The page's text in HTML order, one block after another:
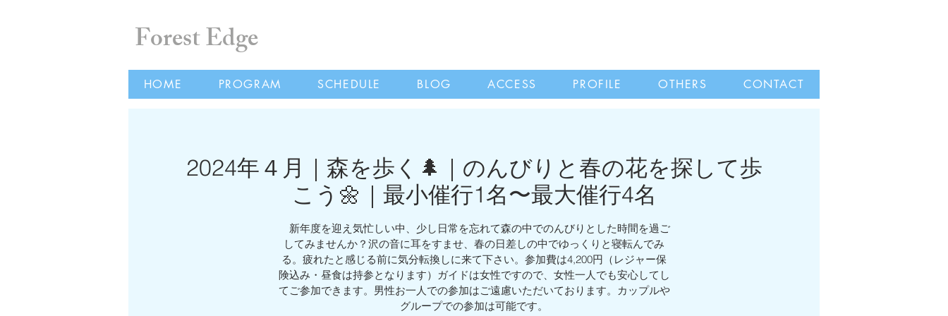
Forest Edge
HOME PROGRAM SCHEDULE BLOG ACCESS PROFILE OTHERS CONTACT
2024年４月｜森を歩く🌲｜のんびりと春の花を探して歩
こう🌼｜最小催行1名〜最大催行4名
新年度を迎え気忙しい中、少し日常を忘れて森の中でのんびりとした時間を過ご
してみませんか？沢の音に耳をすませ、春の日差しの中でゆっくりと寝転んでみ
る。疲れたと感じる前に気分転換しに来て下さい。参加費は4,200円（レジャー保
険込み・昼食は持参となります）ガイドは女性ですので、女性一人でも安心してし
てご参加できます。男性お一人での参加はご遠慮いただいております。カップルや
グループでの参加は可能です。